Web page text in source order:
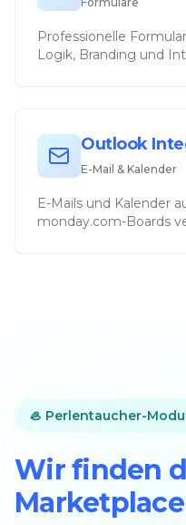
Professionelle
Logik, Branding und
Outlook
E-Mail & Kalender
E-Mails und Kalender
monday.com-Boards
🦪 Perlentaucher-
Wir finden
Marketplace